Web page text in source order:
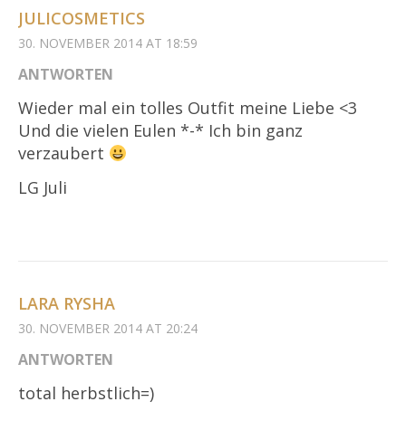
JULICOSMETICS
30. NOVEMBER 2014 AT 18:59
ANTWORTEN
Wieder mal ein tolles Outfit meine Liebe <3
Und die vielen Eulen *-* Ich bin ganz
verzaubert
LG Juli
LARA RYSHA
30. NOVEMBER 2014 AT 20:24
ANTWORTEN
total herbstlich=)